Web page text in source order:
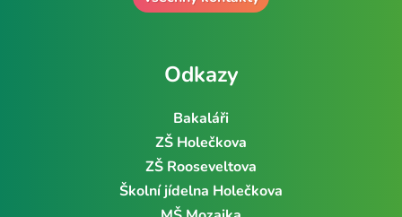
Odkazy
Bakaláři
ZŠ Holečkova
ZŠ Rooseveltova
Školní jídelna Holečkova